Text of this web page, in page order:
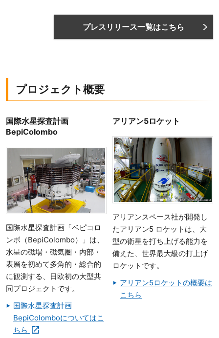
プレスリリース一覧はこちら
プロジェクト概要
国際水星探査計画
BepiColombo
国際水星探査計画「ベピコロ
ンボ（BepiColombo）」は、
水星の磁場・磁気圏・内部・
表層を初めて多角的・総合的
に観測する、日欧初の大型共
同プロジェクトです。
国際水星探査計画
BepiColomboについてはこ
ちら
アリアン5ロケット
アリアンスペース社が開発し
たアリアン5 ロケットは、大
型の衛星を打ち上げる能力を
備えた、世界最大級の打上げ
ロケットです。
アリアン5ロケットの概要は
こちら